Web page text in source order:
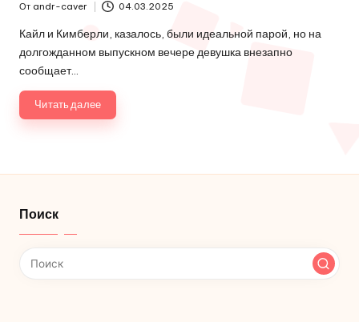
от
От andr-caver 04.03.2025
Кайл и Кимберли, казалось, были идеальной парой, но на
долгожданном выпускном вечере девушка внезапно
сообщает…
Читать далее
Поиск